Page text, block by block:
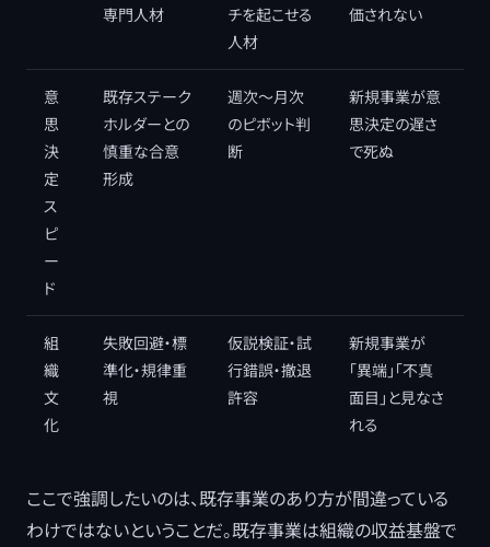
専門人材
チを起こせる
人材
価されない
意
思
決
定
ス
ピ
ー
ド
既存ステーク
ホルダーとの
慎重な合意
形成
週次〜月次
のピボット判
断
新規事業が意
思決定の遅さ
で死ぬ
組
織
文
化
失敗回避・標
準化・規律重
視
仮説検証・試
行錯誤・撤退
許容
新規事業が
「異端」「不真
面目」と見なさ
れる
ここで強調したいのは、既存事業のあり方が間違っている
わけではないということだ。既存事業は組織の収益基盤で